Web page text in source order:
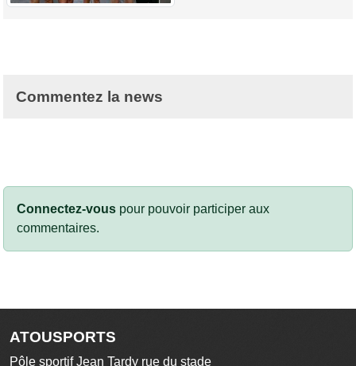
Commentez la news
Connectez-vous pour pouvoir participer aux
commentaires.
ATOUSPORTS
Pôle sportif Jean Tardy rue du stade